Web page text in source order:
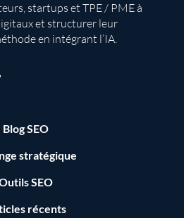
startups et TPE / PME à
et structurer leur
en intégrant l’IA.
Blog SEO
stratégique
SEO
récents